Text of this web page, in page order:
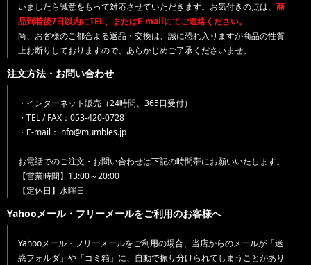
いましたら誠意をもって対応させていただきます。お気付きの点は、 商
品到着後7日以内にTEL、またはE-mailにてご連絡ください。
尚、お客様のご都合よる返品・交換は、誠に恐れ入りますが商品の性質
上お断りしておりますので、あらかじめご了承くださいませ。
注文方法・お問い合わせ
・インターネット販売（24時間、365日受付）
・TEL / FAX：053-420-0728
・E-mail：info@mumbles.jp
お電話でのご注文・お問い合わせは下記の時間帯にお願いいたします。
【営業時間】13:00～20:00
【定休日】水曜日
Yahooメール・フリーメールをご利用のお客様へ
Yahooメール・フリーメールをご利用の場合、当店からのメールが「迷
惑フォルダ」や「ゴミ箱」に、自動で振り分けられてしまうことがあり